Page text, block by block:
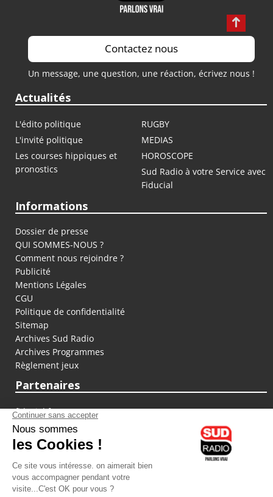
Contactez nous
Un message, une question, une réaction, écrivez nous !
Actualités
L'édito politique
RUGBY
L'invité politique
MEDIAS
Les courses hippiques et
pronostics
HOROSCOPE
Sud Radio à votre Service avec
Fiducial
Informations
Dossier de presse
QUI SOMMES-NOUS ?
Comment nous rejoindre ?
Publicité
Mentions Légales
CGU
Politique de confidentialité
Sitemap
Archives Sud Radio
Archives Programmes
Règlement jeux
Partenaires
fiducial.fr
lyoncapitale.fr
olympique-et-lyonnais.com
L'application Iphone / Android